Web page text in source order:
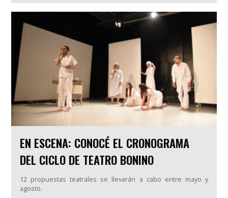
EN ESCENA: CONOCÉ EL CRONOGRAMA
DEL CICLO DE TEATRO BONINO
12 propuestas teatrales se llevarán a cabo entre mayo y
agosto.